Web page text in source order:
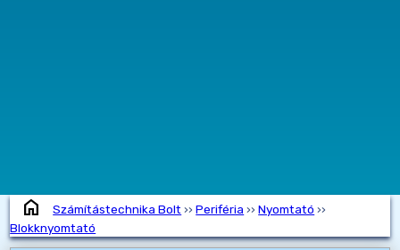
home Számítástechnika Bolt ››Periféria ››Nyomtató ››
Blokknyomtató